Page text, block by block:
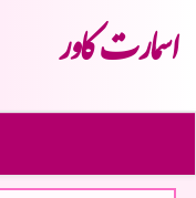
اسمارت كاور